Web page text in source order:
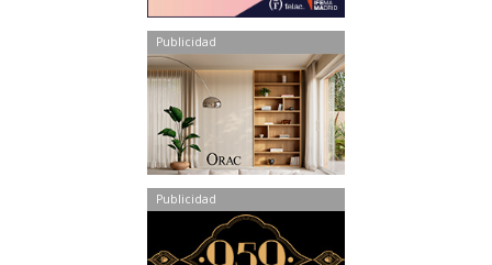
Publicidad
Publicidad